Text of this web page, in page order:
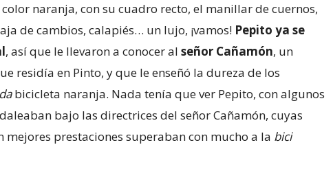
color naranja, con su cuadro recto, el manillar de cuernos,
de cambios, calapiés… un lujo, ¡vamos! Pepito ya se
, así que le llevaron a conocer al señor Cañamón, un
residía en Pinto, y que le enseñó la dureza de los
bicicleta naranja. Nada tenía que ver Pepito, con algunos
bajo las directrices del señor Cañamón, cuyas
mejores prestaciones superaban con mucho a la bici